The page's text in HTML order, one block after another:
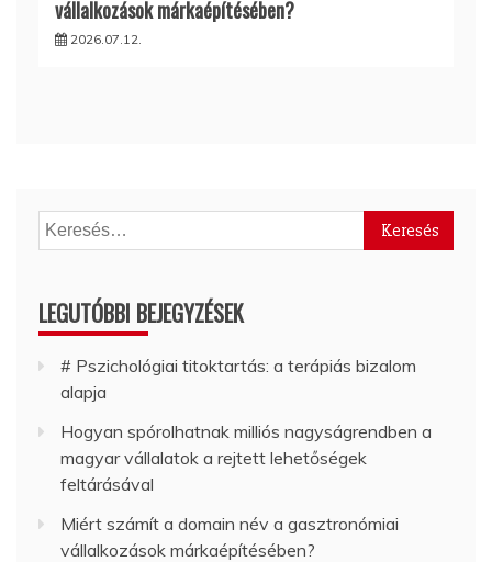
vállalkozások márkaépítésében?
2026.07.12.
Keresés:
LEGUTÓBBI BEJEGYZÉSEK
# Pszichológiai titoktartás: a terápiás bizalom
alapja
Hogyan spórolhatnak milliós nagyságrendben a
magyar vállalatok a rejtett lehetőségek
feltárásával
Miért számít a domain név a gasztronómiai
vállalkozások márkaépítésében?